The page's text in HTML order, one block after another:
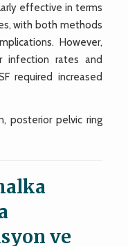
effective in terms
with both methods
However,
infection rates and
required increased
posterior pelvic ring
ve